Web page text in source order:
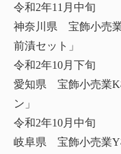
令和2年11月中旬
神奈川県 宝飾小売
前漬セット」
令和2年10月下旬
愛知県 宝飾小売業
ン」
令和2年10月中旬
岐阜県 宝飾小売業